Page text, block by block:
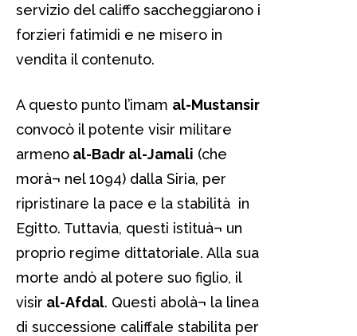
servizio del califfo saccheggiarono i
forzieri fatimidi e ne misero in
vendita il contenuto.
A questo punto l’imam al-Mustansir
convocò il potente visir militare
armeno al-Badr al-Jamali (che
morà¬ nel 1094) dalla Siria, per
ripristinare la pace e la stabilità in
Egitto. Tuttavia, questi istituà¬ un
proprio regime dittatoriale. Alla sua
morte andò al potere suo figlio, il
visir al-Afdal. Questi abolà¬ la linea
di successione califfale stabilita per